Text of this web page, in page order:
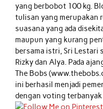
yang berbobot 100 kg.
tulisan yang merupakan
suasana yang ada
maupun yang kurang
bersama istri, Sri Lestari
Rizky dan Alya. Pada
The Bobs
ini berhasil menjadi
dengan voting